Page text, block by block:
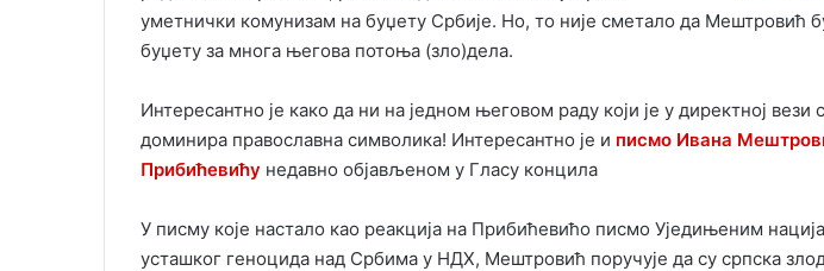
уметнички комунизам на буџету Србије. Но, то није сметало да Мештровић
буџету за многа његова потоња (зло)дела.
Интересантно је како да ни на једном његовом раду који је у директној вези
доминира православна символика! Интересантно је и писмо Ивана
Прибићевићу недавно објављеном у Гласу концила
У писму које настало као реакција на Прибићевићо писмо Уједињеним
усташког геноцида над Србима у НДХ, Мештровић поручује да су српска